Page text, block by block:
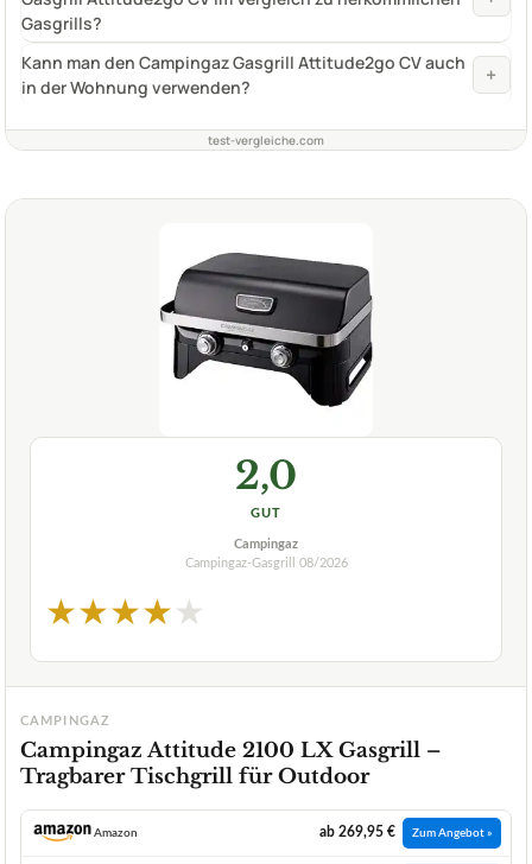
Gasgrills?
Kann man den Campingaz Gasgrill Attitude2go CV auch
in der Wohnung verwenden?
+
test-vergleiche.com
2,0
GUT
Campingaz
Campingaz-Gasgrill
08/2026
★★★★★
CAMPINGAZ
Campingaz Attitude 2100 LX Gasgrill –
Tragbarer Tischgrill für Outdoor
Amazon ab 269,95 € Zum Angebot »